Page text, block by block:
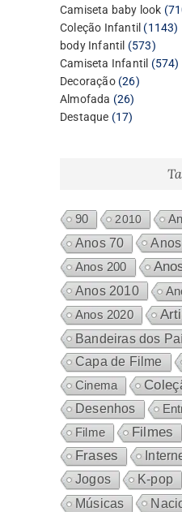
Camiseta baby look
Coleção Infantil 1143
body Infantil 573573
Camiseta Infantil 574
Decoração 2626
Almofada 2626
produtos
Destaque 1717
90 2010
Anos 70
Anos 200
Anos 2010
Anos 2020
Bandeiras dos
Capa de Filme
Cinema
Desenhos
Filme
Filmes
Frases
Jogos
K-pop
Músicas